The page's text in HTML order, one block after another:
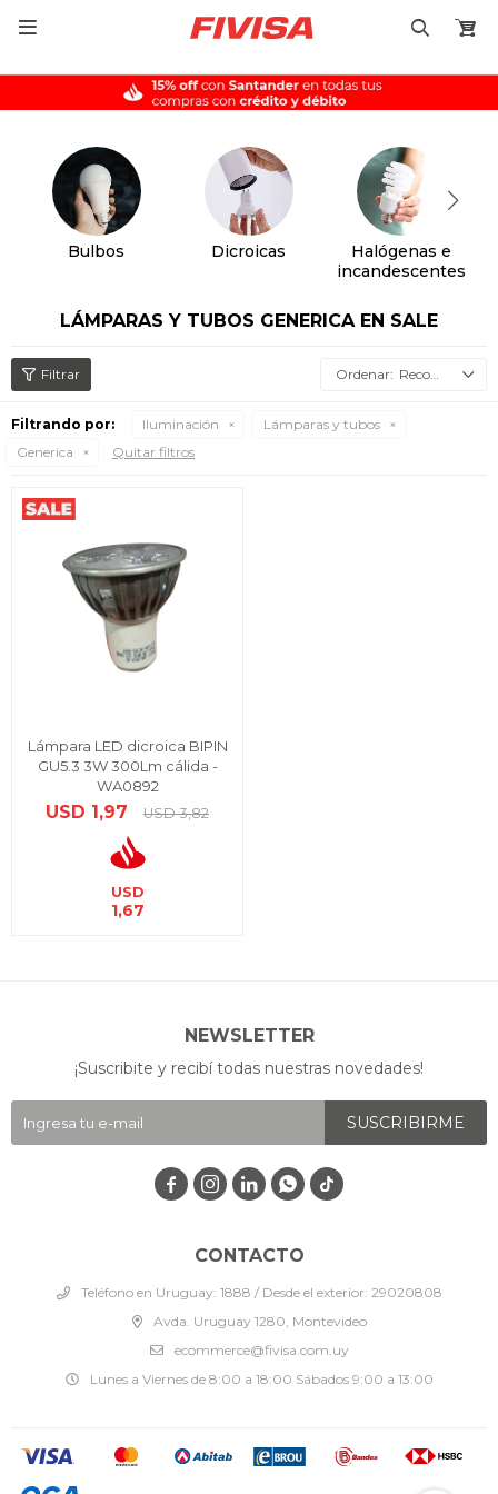

Bulbos Dicroicas
Halógenas e
incandescentes
LÁMPARAS Y TUBOS GENERICA EN SALE
Recomendados
Filtrando por: Iluminación
Lámparas y tubos
Generica
Quitar filtros
Lámpara LED dicroica BIPIN
GU5.3 3W 300Lm cálida -
WA0892
USD 1,97 USD 3,82
USD
1,67
CONTACTO
Teléfono en Uruguay: 1888 / Desde el exterior: 29020808
Avda. Uruguay 1280, Montevideo
ecommerce@fivisa.com.uy
Lunes a Viernes de 8:00 a 18:00 Sábados 9:00 a 13:00
NEWSLETTER
¡Suscribite y recibí todas nuestras novedades!
SUSCRIBIRME
   